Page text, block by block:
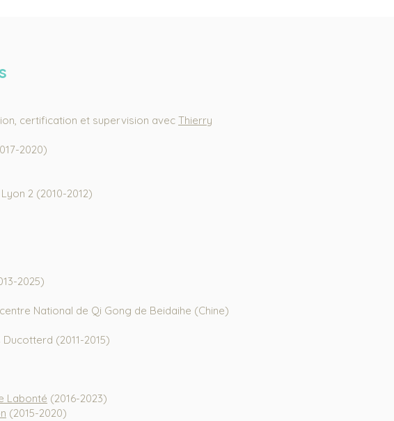
certification et supervision avec Thierry
2020)
2 (2010-2012)
2025)
National de Qi Gong de Beidaihe (Chine)
(2011-2015)
Labonté (2016-2023)
(2015-2020)